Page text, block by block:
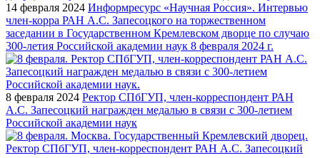
14 февраля 2024 Информресурс «Научная Россия». Интервью
член-корра РАН А.С. Запесоцкого на торжественном
заседании в Государственном Кремлевском дворце по случаю
300-летия Российской академии наук 8 февраля 2024 г.
8 февраля 2024 Ректор СПбГУП, член-корреспондент РАН
А.С. Запесоцкий награжден медалью в связи с 300-летием
Российской академии наук